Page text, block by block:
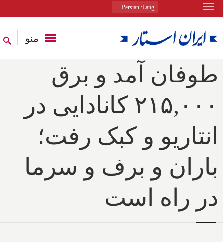
Lang
: Persian
منو
طوفان آمد و برق
۲۱۵,۰۰۰ کانادایی در
انتاریو و کبک رفت؛
باران و برف و سرما
در راه است